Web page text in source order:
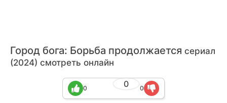
Город бога: Борьба продолжается сериал
(2024) смотреть онлайн
0
0 0